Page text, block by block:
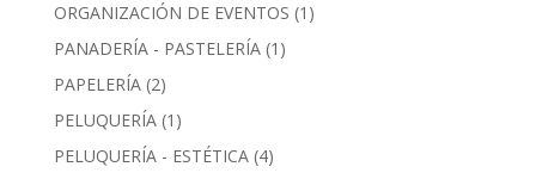
ORGANIZACIÓN DE EVENTOS (1)
PANADERÍA - PASTELERÍA(1)
PAPELERÍA(2)
PELUQUERÍA(1)
PELUQUERÍA - ESTÉTICA(4)